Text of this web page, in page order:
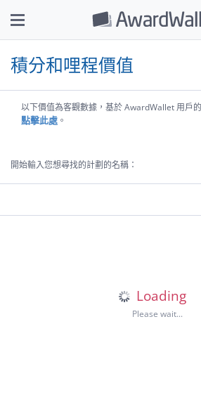
積分和哩程價值
以下價值為客觀數據，基於 AwardWallet 用戶
點擊此處 。
開始輸入您想尋找的計劃的名稱：